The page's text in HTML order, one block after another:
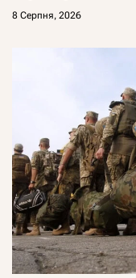
8 Серпня, 2026